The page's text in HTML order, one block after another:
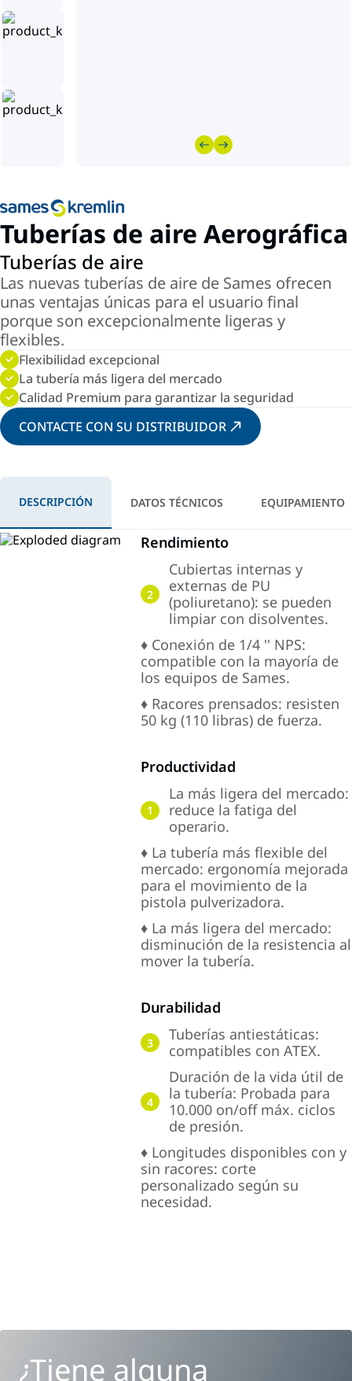
Tuberías de aire Aerográfica
Tuberías de aire
Las nuevas tuberías de aire de Sames ofrecen
unas ventajas únicas para el usuario final
porque son excepcionalmente ligeras y
flexibles.
Flexibilidad excepcional
La tubería más ligera del mercado
Calidad Premium para garantizar la seguridad
CONTACTE CON SU DISTRIBUIDOR
DESCRIPCIÓN DATOS TÉCNICOS EQUIPAMIENTO
Rendimiento
2
Cubiertas internas y
externas de PU
(poliuretano): se pueden
limpiar con disolventes.
♦ Conexión de 1/4 '' NPS:
compatible con la mayoría de
los equipos de Sames.
♦ Racores prensados: resisten
50 kg (110 libras) de fuerza.
Productividad
1
La más ligera del mercado:
reduce la fatiga del
operario.
♦ La tubería más flexible del
mercado: ergonomía mejorada
para el movimiento de la
pistola pulverizadora.
♦ La más ligera del mercado:
disminución de la resistencia al
mover la tubería.
Durabilidad
3
Tuberías antiestáticas:
compatibles con ATEX.
4
Duración de la vida útil de
la tubería: Probada para
10.000 on/off máx. ciclos
de presión.
♦ Longitudes disponibles con y
sin racores: corte
personalizado según su
necesidad.
¿Tiene alguna